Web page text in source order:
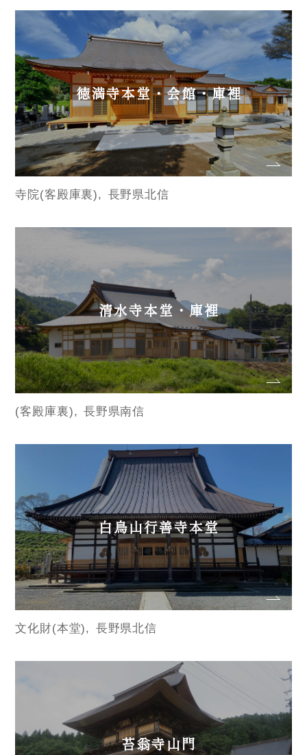
徳満寺本堂・会館・庫裡
寺院(客殿庫裏) 長野県北信
清水寺本堂・庫裡
(客殿庫裏) 長野県南信
白鳥山行善寺本堂
文化財(本堂) 長野県北信
苔翁寺山門